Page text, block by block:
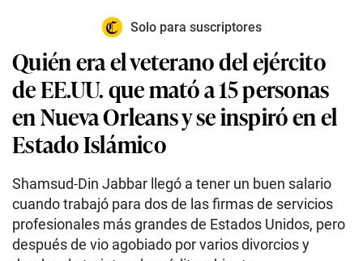
Solo para suscriptores
Quién era el veterano del ejército
de EE.UU. que mató a 15 personas
en Nueva Orleans y se inspiró en el
Estado Islámico
Shamsud-Din Jabbar llegó a tener un buen salario
cuando trabajó para dos de las firmas de servicios
profesionales más grandes de Estados Unidos, pero
después de vio agobiado por varios divorcios y